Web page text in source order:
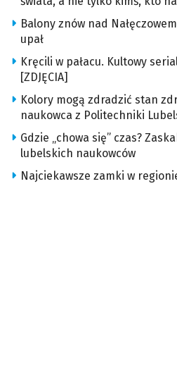
Balony znów nad
upał
Kręcili w pałacu. Kultowy
[ZDJĘCIA]
Kolory mogą zdradzić stan
naukowca z Politechniki
Gdzie „chowa się” czas?
lubelskich naukowców
Najciekawsze zamki w